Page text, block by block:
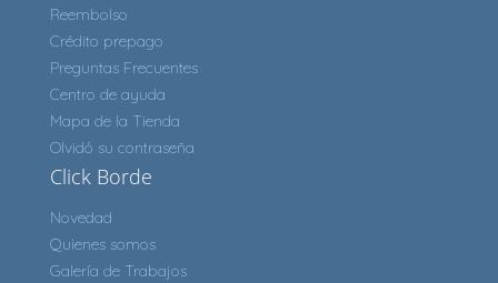
Reembolso
Crédito prepago
Preguntas Frecuentes
Centro de ayuda
Mapa de la Tienda
Olvidó su contraseña
Click Borde
Novedad
Quienes somos
Galería de Trabajos